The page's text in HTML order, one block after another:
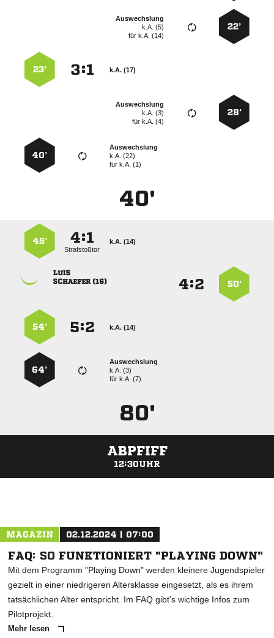
22’
Auswechslung
k.A. (5)
fürk.A. (14)
k.A. (17)
:
23’
28’
Auswechslung
k.A. (3)
fürk.A. (4)
Auswechslung
k.A. (22)
fürk.A. (1)
40’
40'
k.A. (14)
:
Strafstoßtor
45’
50’
:

 
k.A. (14)
:
54’
Auswechslung
k.A. (3)
fürk.A. (7)
64’
80'
ABPFIFF
12:30UHR
MAGAZIN 02.12.2024 | 07:00
FAQ: SO FUNKTIONIERT "PLAYING DOWN"
Mit dem Programm "Playing Down" werden kleinere Jugendspieler
gezielt in einer niedrigeren Altersklasse eingesetzt, als es ihrem
tatsächlichen Alter entspricht. Im FAQ gibt's wichtige Infos zum
Pilotprojekt.
Mehr lesen